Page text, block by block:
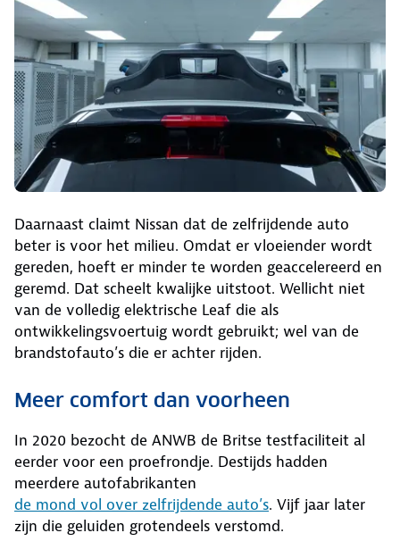
Daarnaast claimt Nissan dat de zelfrijdende auto
beter is voor het milieu. Omdat er vloeiender wordt
gereden, hoeft er minder te worden geaccelereerd en
geremd. Dat scheelt kwalijke uitstoot. Wellicht niet
van de volledig elektrische Leaf die als
ontwikkelingsvoertuig wordt gebruikt; wel van de
brandstofauto’s die er achter rijden.
Meer comfort dan voorheen
In 2020 bezocht de ANWB de Britse testfaciliteit al
eerder voor een proefrondje. Destijds hadden
meerdere autofabrikanten
de mond vol over zelfrijdende auto’s. Vijf jaar later
zijn die geluiden grotendeels verstomd.